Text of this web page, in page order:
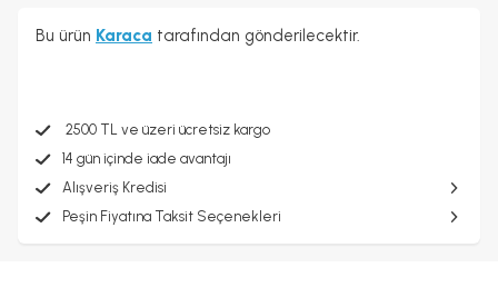
Bu ürün Karaca tarafından gönderilecektir.
2500 TL ve üzeri ücretsiz kargo
14 gün içinde iade avantajı
Alışveriş Kredisi
Peşin Fiyatına Taksit Seçenekleri